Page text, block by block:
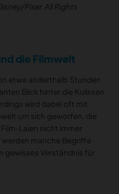
Pixar. All Rights
die Filmwelt
etwa anderthalb Stunden
Blick hinter die Kulissen
wird dabei oft mit
um sich geworfen, die
Laien nicht immer
manche Begriffe
gewisses Verständnis für